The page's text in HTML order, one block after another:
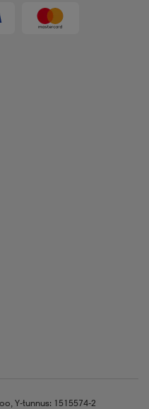
Y-tunnus: 1515574-2